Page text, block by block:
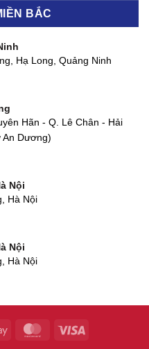
5, TP HCM
TP HCM
Huế, Thừa Thiên Huế
Tĩnh
Quy Nhơn, Bình Định
BẮC
Hạ Long, Quảng Ninh
Hãn - Q. Lê Chân - Hải
An Dương)
Nội
Hà Nội
Nội
Hà Nội
Đa, Hà Nội